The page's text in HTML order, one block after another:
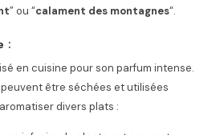
” ou “calament des montagnes“.
:
en cuisine pour son parfum intense.
être séchées et utilisées
divers plats :